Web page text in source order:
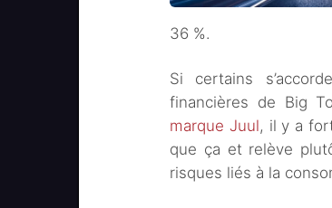
36 %.
Si certains
financières de Big
marque Juul, il y a
que ça et relève
risques liés à la